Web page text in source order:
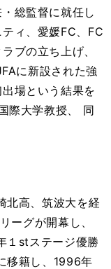
総監督に就任し
ィ、愛媛FC、FC
ブの立ち上げ、
に新設された強
場という結果を
際大学教授、 同
北高、筑波大を経
ーグが開幕し、
１stステージ優勝
移籍し、1996年